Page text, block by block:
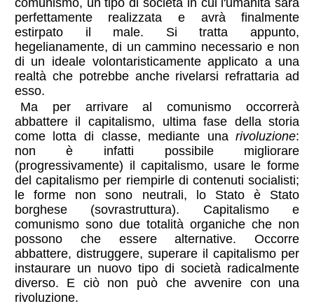
comunismo, un tipo di società in cui l'umanità sarà
perfettamente realizzata e avrà finalmente
estirpato il male. Si tratta appunto,
hegelianamente, di un cammino necessario e non
di un ideale volontaristicamente applicato a una
realtà che potrebbe anche rivelarsi refrattaria ad
esso.
Ma per arrivare al comunismo occorrerà
abbattere il capitalismo, ultima fase della storia
come lotta di classe, mediante unarivoluzione:
non è infatti possibile migliorare
(progressivamente) il capitalismo, usare le forme
del capitalismo per riempirle di contenuti socialisti;
le forme non sono neutrali, lo Stato è Stato
borghese (sovrastruttura). Capitalismo e
comunismo sono due totalità organiche che non
possono che essere alternative. Occorre
abbattere, distruggere, superare il capitalismo per
instaurare un nuovo tipo di società radicalmente
diverso. E ciò non può che avvenire con una
rivoluzione.